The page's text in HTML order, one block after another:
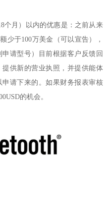
个月）以内的优惠是：之前从来
少于100万美金（可以宣告），
请型号）目前根据客户反馈回
供新的营业执照，并提供能体
请下来的。如果财务报表审核
的机会。